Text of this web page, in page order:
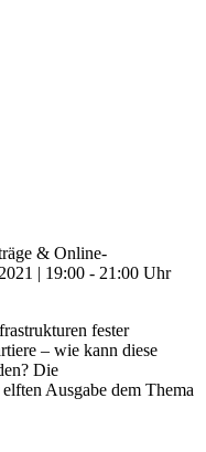
& Online-
| 19:00 - 21:00 Uhr
fester
– wie kann diese
Die
Ausgabe dem Thema